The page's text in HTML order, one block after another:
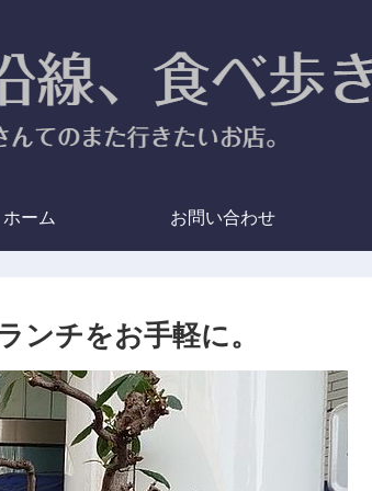
ホーム お問い合わせ
ンチをお手軽に。